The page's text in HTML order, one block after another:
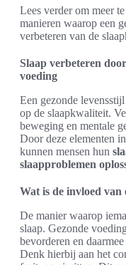
Lees verder om meer
manieren waarop een
verbeteren van de
Slaap verbeteren
voeding
Een gezonde
op de slaapkwaliteit.
beweging en mentale
Door deze elementen
kunnen mensen hun
slaapproblemen
Wat is de invloed van
De manier waarop
slaap. Gezonde
bevorderen en
Denk hierbij aan het